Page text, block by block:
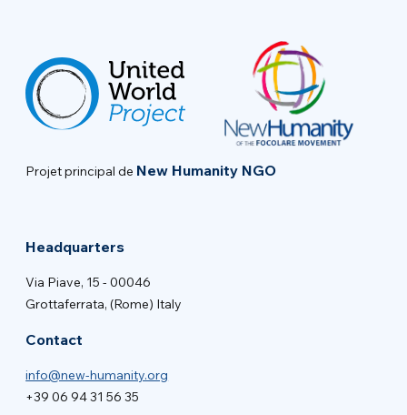
Projet principal de New Humanity NGO
Headquarters
Via Piave, 15 - 00046
Grottaferrata, (Rome) Italy
Contact
info@new-humanity.org
+39 06 94 31 56 35